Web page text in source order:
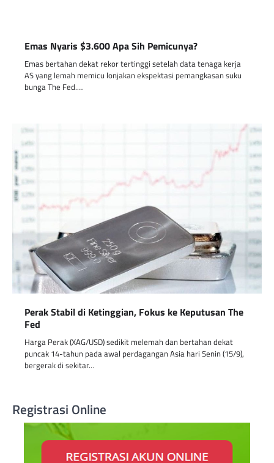
Emas Nyaris $3.600 Apa Sih Pemicunya?
Emas bertahan dekat rekor tertinggi setelah data tenaga kerja
AS yang lemah memicu lonjakan ekspektasi pemangkasan suku
bunga The Fed.…
Perak Stabil di Ketinggian, Fokus ke Keputusan The
Fed
Harga Perak (XAG/USD) sedikit melemah dan bertahan dekat
puncak 14-tahun pada awal perdagangan Asia hari Senin (15/9),
bergerak di sekitar…
Registrasi Online